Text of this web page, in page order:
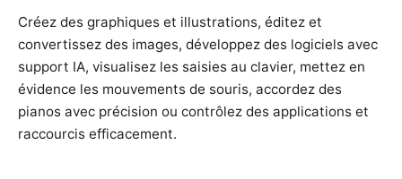
Créez des graphiques et illustrations, éditez et
convertissez des images, développez des logiciels avec
support IA, visualisez les saisies au clavier, mettez en
évidence les mouvements de souris, accordez des
pianos avec précision ou contrôlez des applications et
raccourcis efficacement.